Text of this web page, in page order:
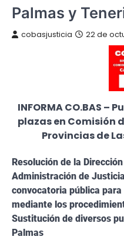
Palmas y
cobasjusticia 22 de
INFORMA CO.BAS –
plazas en Comisión
Provincias de
Resolución de la
Administración de
convocatoria pública
mediante los
Sustitución de diversos
Palmas